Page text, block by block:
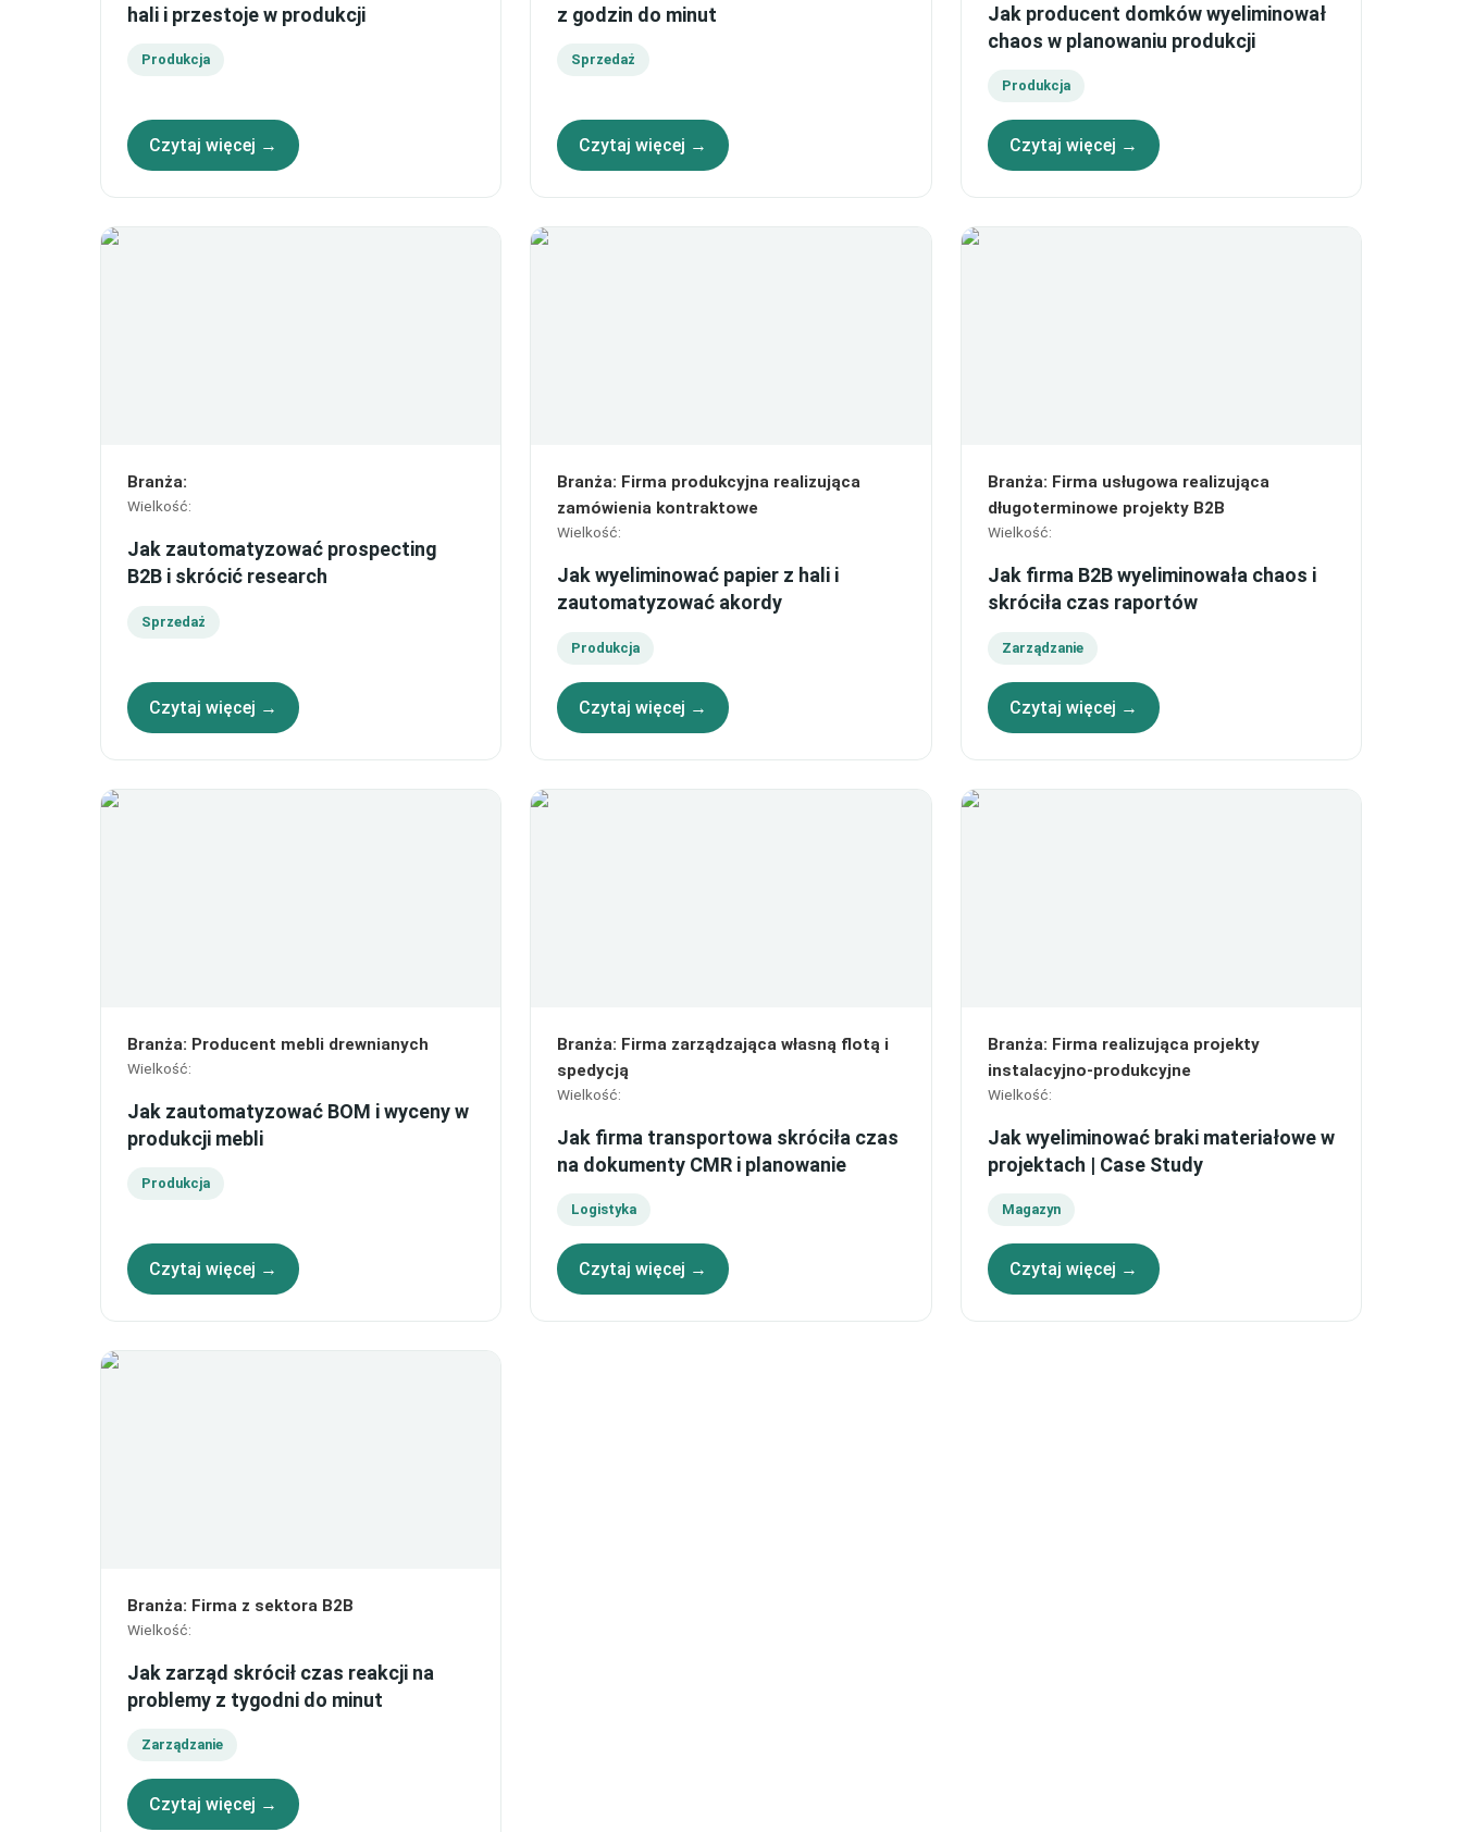
hali i przestoje w produkcji
Produkcja
Czytaj więcej →
z godzin do minut
Sprzedaż
Czytaj więcej →
Jak producent domków wyeliminował
chaos w planowaniu produkcji
Produkcja
Czytaj więcej →
Branża:
Wielkość:
Jak zautomatyzować prospecting
B2B i skrócić research
Sprzedaż
Czytaj więcej →
Branża: Firma produkcyjna realizująca
zamówienia kontraktowe
Wielkość:
Jak wyeliminować papier z hali i
zautomatyzować akordy
Produkcja
Czytaj więcej →
Branża: Firma usługowa realizująca
długoterminowe projekty B2B
Wielkość:
Jak firma B2B wyeliminowała chaos i
skróciła czas raportów
Zarządzanie
Czytaj więcej →
Branża: Producent mebli drewnianych
Wielkość:
Jak zautomatyzować BOM i wyceny w
produkcji mebli
Produkcja
Czytaj więcej →
Branża: Firma zarządzająca własną flotą i
spedycją
Wielkość:
Jak firma transportowa skróciła czas
na dokumenty CMR i planowanie
Logistyka
Czytaj więcej →
Branża: Firma realizująca projekty
instalacyjno-produkcyjne
Wielkość:
Jak wyeliminować braki materiałowe w
projektach | Case Study
Magazyn
Czytaj więcej →
Branża: Firma z sektora B2B
Wielkość:
Jak zarząd skrócił czas reakcji na
problemy z tygodni do minut
Zarządzanie
Czytaj więcej →